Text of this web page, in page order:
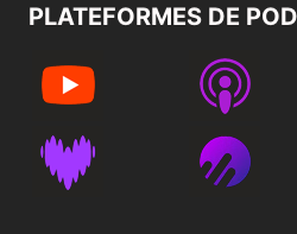
PLATEFORMES DE